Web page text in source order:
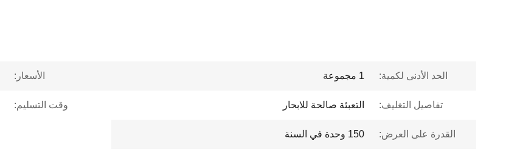
الحد الأدنى لكمية: 1 مجموعة الأسعار:
تفاصيل التغليف: التعبئة صالحة للابحار وقت التسليم:
القدرة على العرض: 150 وحدة في السنة